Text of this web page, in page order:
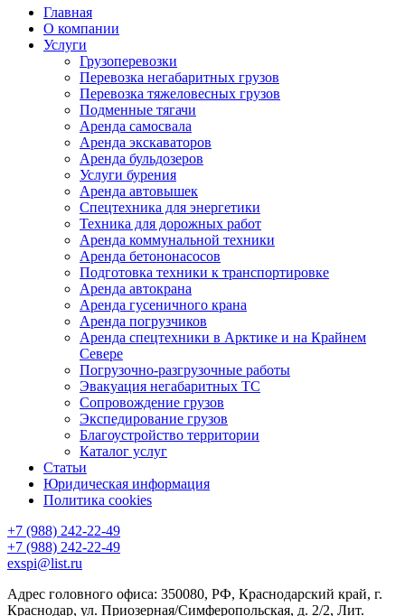
Главная
О компании
Услуги
Грузоперевозки
Перевозка негабаритных грузов
Перевозка тяжеловесных грузов
Подменные тягачи
Аренда самосвала
Аренда экскаваторов
Аренда бульдозеров
Услуги бурения
Аренда автовышек
Спецтехника для энергетики
Техника для дорожных работ
Аренда коммунальной техники
Аренда бетононасосов
Подготовка техники к транспортировке
Аренда автокрана
Аренда гусеничного крана
Аренда погрузчиков
Аренда спецтехники в Арктике и на Крайнем
Севере
Погрузочно-разгрузочные работы
Эвакуация негабаритных ТС
Сопровождение грузов
Экспедирование грузов
Благоустройство территории
Каталог услуг
Статьи
Юридическая информация
Политика cookies
+7 (988) 242-22-49
+7 (988) 242-22-49
exspi@list.ru
Адрес головного офиса: 350080, РФ, Краснодарский край, г.
Краснодар, ул. Приозерная/Симферопольская, д. 2/2, Лит.